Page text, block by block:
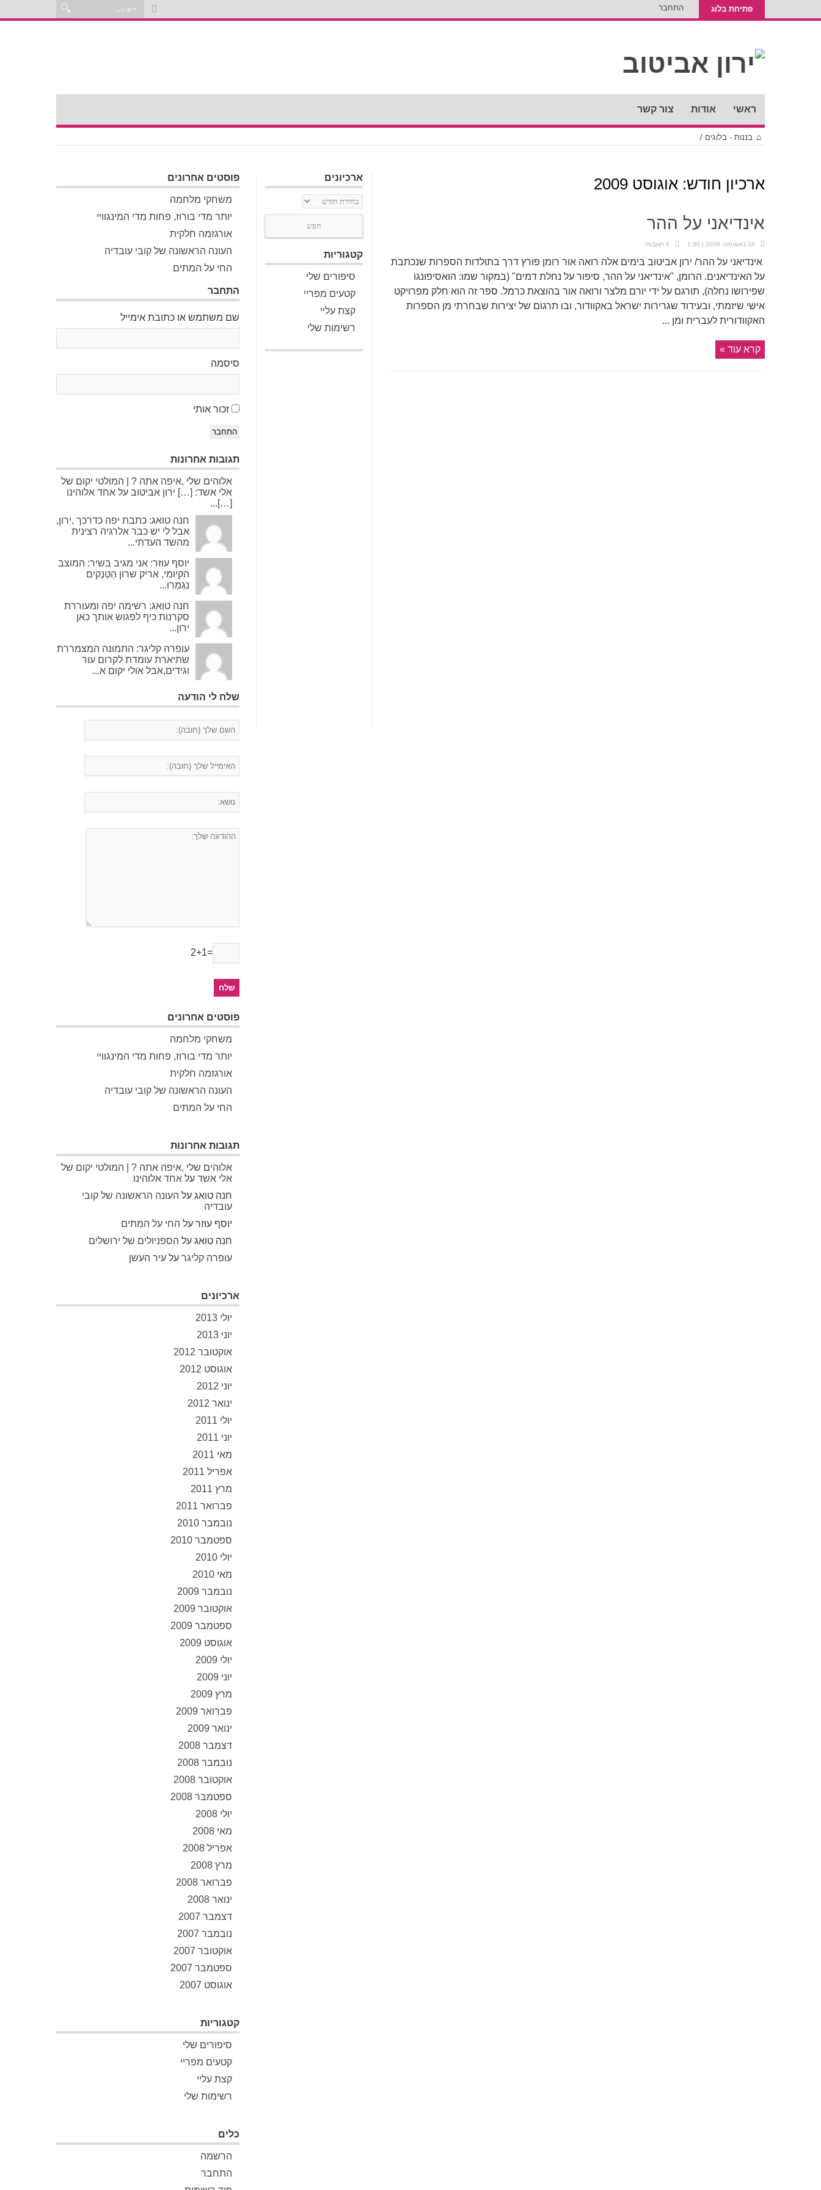
פתיחת בלוג התחבר
ראשי אודות צור קשר
בננות - בלוגים /
ארכיון חודש: אוגוסט 2009
אינדיאני על ההר
16 באוגוסט, 2009 | 1:30 6 תגובות
אינדיאני על ההר/ ירון אביטוב בימים אלה רואה אור רומן פורץ דרך בתולדות הספרות שנכתבת
על האינדיאנים. הרומן, "אינדיאני על ההר, סיפור על נחלת דמים" (במקור שמו: הואסיפונגו
שפירושו נחלה), תורגם על ידי יורם מלצר ורואה אור בהוצאת כרמל. ספר זה הוא חלק מפרויקט
אישי שיזמתי, ובעידוד שגרירות ישראל באקוודור, ובו תרגום של יצירות שבחרתי מן הספרות
האקוודורית לעברית ומן ...
קרא עוד »
ארכיונים
ארכיונים
קטגוריות
סיפורים שלי
קטעים מפריי
קצת עליי
רשימות שלי
פוסטים אחרונים
משחקי מלחמה
יותר מדי בורוז, פחות מדי המינגוויי
אורגזמה חלקית
העונה הראשונה של קובי עובדיה
החי על המתים
התחבר
שם משתמש או כתובת אימייל
סיסמה
זכור אותי
התחבר
תגובות אחרונות
אלוהים שלי ,איפה אתה ? | המולטי יקום של
אלי אשד: […] ירון אביטוב על אחד אלוהינו
[…]...
חנה טואג: כתבת יפה כדרכך ,ירון,
אבל לי יש כבר אלרגיה רצינית
מהשד העדתי...
יוסף עוזר: אני מגיב בשיר: המוצב
הקיומי, אריק שרון הַטַּנְקִים
נִגְמְרוּ...
חנה טואג: רשימה יפה ומעוררת
סקרנות כיף לפגוש אותך כאן
ירון...
עופרה קליגר: התמונה המצמררת
שתיארת עומדת לקרום עור
וגידים,אבל אולי יקום א...
שלח לי הודעה
2+1=
פוסטים אחרונים
משחקי מלחמה
יותר מדי בורוז, פחות מדי המינגוויי
אורגזמה חלקית
העונה הראשונה של קובי עובדיה
החי על המתים
תגובות אחרונות
אלוהים שלי ,איפה אתה ? | המולטי יקום של
אלי אשד על אחד אלוהינו
חנה טואג על העונה הראשונה של קובי
עובדיה
יוסף עוזר על החי על המתים
חנה טואג על הספניולים של ירושלים
עופרה קליגר על עיר העשן
ארכיונים
יולי 2013
יוני 2013
אוקטובר 2012
אוגוסט 2012
יוני 2012
ינואר 2012
יולי 2011
יוני 2011
מאי 2011
אפריל 2011
מרץ 2011
פברואר 2011
נובמבר 2010
ספטמבר 2010
יולי 2010
מאי 2010
נובמבר 2009
אוקטובר 2009
ספטמבר 2009
אוגוסט 2009
יולי 2009
יוני 2009
מרץ 2009
פברואר 2009
ינואר 2009
דצמבר 2008
נובמבר 2008
אוקטובר 2008
ספטמבר 2008
יולי 2008
מאי 2008
אפריל 2008
מרץ 2008
פברואר 2008
ינואר 2008
דצמבר 2007
נובמבר 2007
אוקטובר 2007
ספטמבר 2007
אוגוסט 2007
קטגוריות
סיפורים שלי
קטעים מפריי
קצת עליי
רשימות שלי
כלים
הרשמה
התחבר